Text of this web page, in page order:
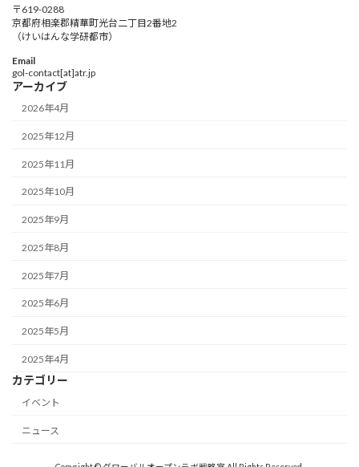
〒619-0288
京都府相楽郡精華町光台二丁目2番地2
（けいはんな学研都市）
Email
gol-contact[at]atr.jp
アーカイブ
2026年4月
2025年12月
2025年11月
2025年10月
2025年9月
2025年8月
2025年7月
2025年6月
2025年5月
2025年4月
カテゴリー
イベント
ニュース